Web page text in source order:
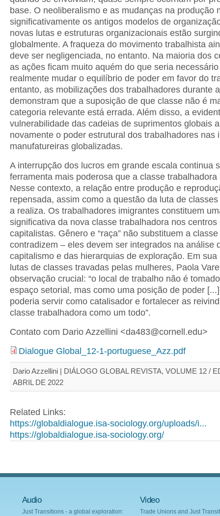
base. O neoliberalismo e as mudanças na produção
significativamente os antigos modelos de
novas lutas e estruturas organizacionais estão
globalmente. A fraqueza do movimento trabalhista
deve ser negligenciada, no entanto. Na maioria dos
as ações ficam muito aquém do que seria
realmente mudar o equilíbrio de poder em favor do
entanto, as mobilizações dos trabalhadores durante
demonstram que a suposição de que classe não é
categoria relevante está errada. Além disso, a
vulnerabilidade das cadeias de suprimentos globais
novamente o poder estrutural dos trabalhadores nas
manufatureiras globalizadas.
A interrupção dos lucros em grande escala continua
ferramenta mais poderosa que a classe trabalhadora
Nesse contexto, a relação entre produção e
repensada, assim como a questão da luta de
a realiza. Os trabalhadores imigrantes constituem
significativa da nova classe trabalhadora nos centros
capitalistas. Gênero e “raça” não substituem a
contradizem – eles devem ser integrados na análise
capitalismo e das hierarquias de exploração. Em sua
lutas de classes travadas pelas mulheres, Paola
observação crucial: “o local de trabalho não é
espaço setorial, mas como uma posição de poder
poderia servir como catalisador e fortalecer as
classe trabalhadora como um todo”.
Contato com Dario Azzellini <da483@cornell.edu>
Dialogue Global_12-1-portuguese_Azz.pdf
Dario Azzellini | DIÁLOGO GLOBAL REVISTA, VOLUME 12 /
ABRIL DE 2022
Related Links:
https://globaldialogue.isa-sociology.org/uploads/i...
https://globaldialogue.isa-sociology.org/
Audio
Just Transitions - a global exploration:
Video
Trade Unions and Just